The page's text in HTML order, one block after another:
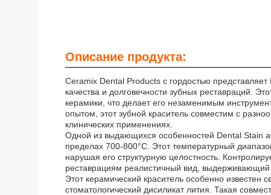
Описание продукта:
Ceramix Dental Products с гордостью
качества и долговечности зубных реставраций.
керамики, что делает его незаменимым
опытом, этот зубной краситель совместим с
клинических применениях.
Одной из выдающихся особенностей Dental Stain
пределах 700-800°C. Этот температурный
нарушая его структурную целостность.
реставрациям реалистичный вид,
Этот керамический краситель особенно
стоматологический дисиликат лития. Такая